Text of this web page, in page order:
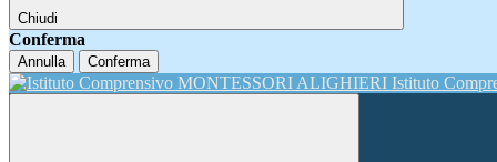
Chiudi
Conferma
Annulla Conferma
Istituto